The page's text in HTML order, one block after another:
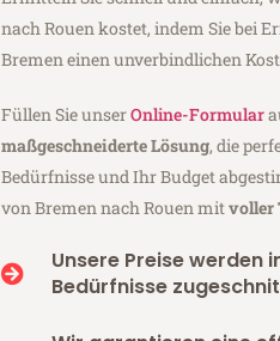
nach Rouen kostet, indem Sie bei
Bremen einen unverbindlichen
Füllen Sie unserOnline-Formular
maßgeschneiderte Lösung, die
Bedürfnisse und Ihr Budget
von Bremen nach Rouen mitvoller
Unsere Preise werden
Bedürfnisse